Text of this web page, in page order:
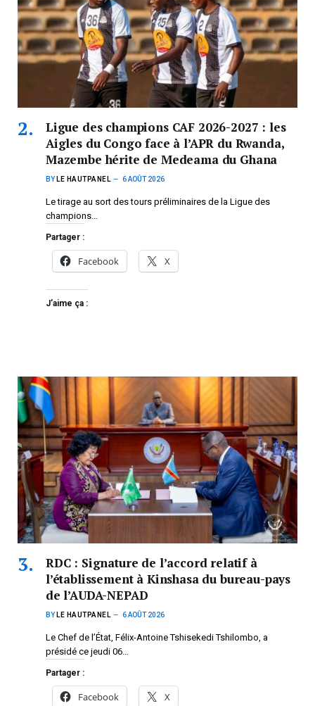
Ligue des champions CAF 2026-2027 : les
Aigles du Congo face à l’APR du Rwanda,
Mazembe hérite de Medeama du Ghana
BY LE HAUTPANEL 6 AOÛT 2026
Le tirage au sort des tours préliminaires de la Ligue des
champions…
Partager :
Facebook X
J’aime ça :
RDC : Signature de l’accord relatif à
l’établissement à Kinshasa du bureau-pays
de l’AUDA-NEPAD
BY LE HAUTPANEL 6 AOÛT 2026
Le Chef de l’État, Félix-Antoine Tshisekedi Tshilombo, a
présidé ce jeudi 06…
Partager :
Facebook X